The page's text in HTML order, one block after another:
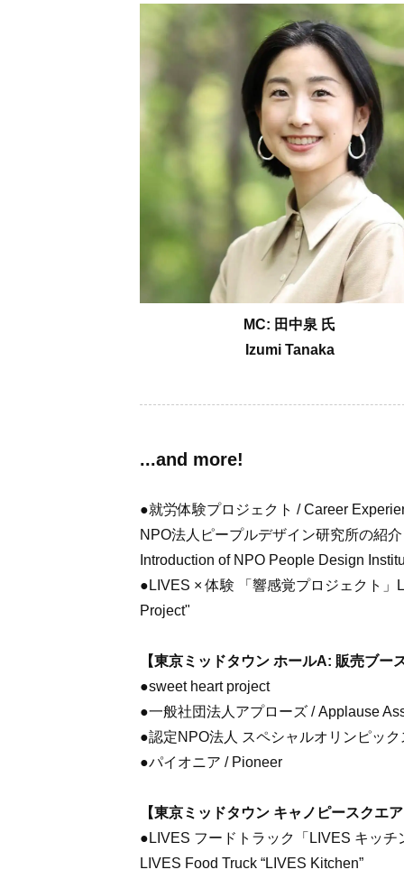
MC: 田中泉 氏
Izumi Tanaka
...and more!
●就労体験プロジェクト / Career
NPO法人ピープルデザイン研究所の紹
Introduction of NPO People Design
●LIVES × 体験 「響感覚プロジェクト
Project"
【東京ミッドタウン ホールA: 販売ブ
●sweet heart project
●一般社団法人アプローズ / Applause
●認定NPO法人 スペシャルオリンピッ
●パイオニア / Pioneer
【東京ミッドタウン キャノピースク
●LIVES フードトラック「LIVES キッチ
LIVES Food Truck “LIVES Kitchen”